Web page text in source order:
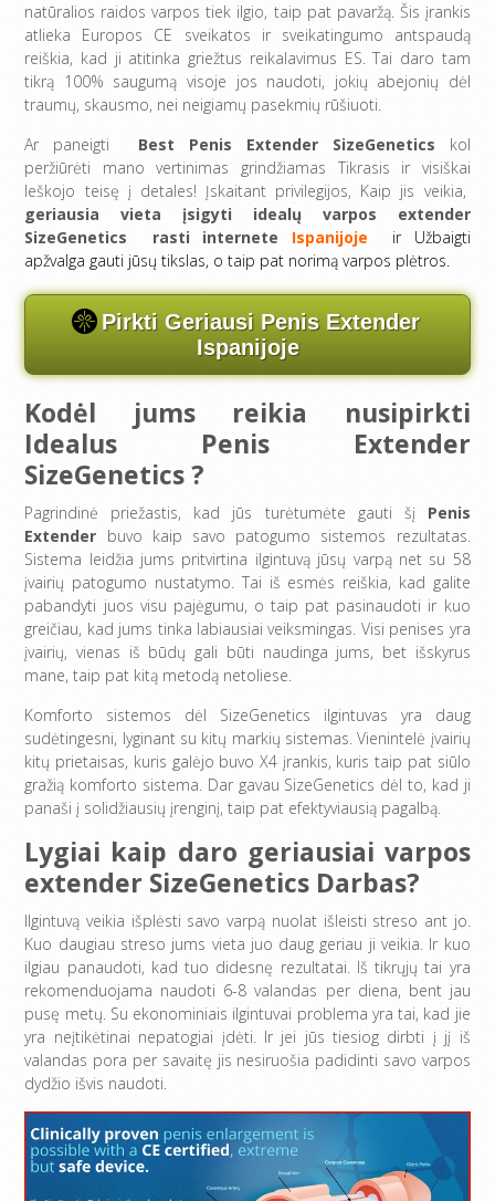
natūralios raidos varpos tiek ilgio, taip pat pavaržą. Šis įrankis
atlieka Europos CE sveikatos ir sveikatingumo antspaudą
reiškia, kad ji atitinka griežtus reikalavimus ES. Tai daro tam
tikrą 100% saugumą visoje jos naudoti, jokių abejonių dėl
traumų, skausmo, nei neigiamų pasekmių rūšiuoti.
Ar paneigti Best Penis Extender SizeGenetics kol
peržiūrėti mano vertinimas grindžiamas Tikrasis ir visiškai
Ieškojo teisę į detales! Įskaitant privilegijos, Kaip jis veikia,
geriausia vieta įsigyti idealų varpos extender
SizeGenetics rasti internete Ispanijoje ir Užbaigti
apžvalga gauti jūsų tikslas, o taip pat norimą varpos plėtros.
Pirkti Geriausi Penis Extender
Ispanijoje
Kodėl jums reikia nusipirkti
Idealus Penis Extender
SizeGenetics ?
Pagrindinė priežastis, kad jūs turėtumėte gauti šį Penis
Extender buvo kaip savo patogumo sistemos rezultatas.
Sistema leidžia jums pritvirtina ilgintuvą jūsų varpą net su 58
įvairių patogumo nustatymo. Tai iš esmės reiškia, kad galite
pabandyti juos visu pajėgumu, o taip pat pasinaudoti ir kuo
greičiau, kad jums tinka labiausiai veiksmingas. Visi penises yra
įvairių, vienas iš būdų gali būti naudinga jums, bet išskyrus
mane, taip pat kitą metodą netoliese.
Komforto sistemos dėl SizeGenetics ilgintuvas yra daug
sudėtingesni, lyginant su kitų markių sistemas. Vienintelė įvairių
kitų prietaisas, kuris galėjo buvo X4 įrankis, kuris taip pat siūlo
gražią komforto sistema. Dar gavau SizeGenetics dėl to, kad ji
panaši į solidžiausių įrenginį, taip pat efektyviausią pagalbą.
Lygiai kaip daro geriausiai varpos
extender SizeGenetics Darbas?
Ilgintuvą veikia išplėsti savo varpą nuolat išleisti streso ant jo.
Kuo daugiau streso jums vieta juo daug geriau ji veikia. Ir kuo
ilgiau panaudoti, kad tuo didesnę rezultatai. Iš tikrųjų tai yra
rekomenduojama naudoti 6-8 valandas per diena, bent jau
pusę metų. Su ekonominiais ilgintuvai problema yra tai, kad jie
yra neįtikėtinai nepatogiai įdėti. Ir jei jūs tiesiog dirbti į jį iš
valandas pora per savaitę jis nesiruošia padidinti savo varpos
dydžio išvis naudoti.